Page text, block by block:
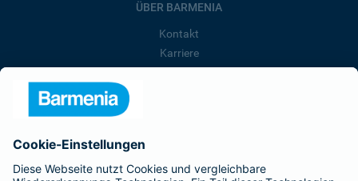
ÜBER BARMENIA
Kontakt
Karriere
Barmenia ist Teil der BarmeniaGothaer